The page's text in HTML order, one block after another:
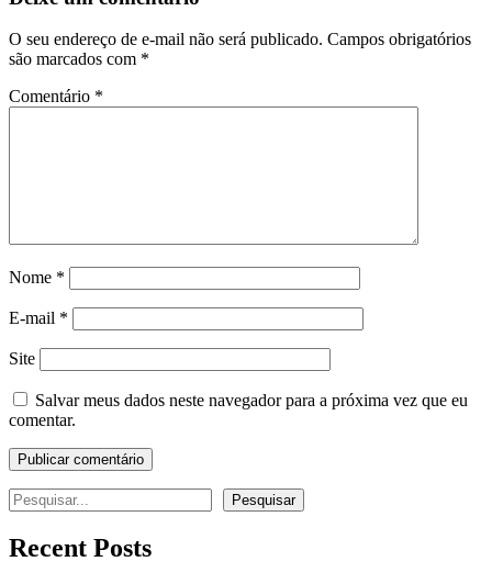
O seu endereço de e-mail não será publicado. Campos obrigatórios
são marcados com *
Comentário *
Nome *
E-mail *
Site
Salvar meus dados neste navegador para a próxima vez que eu
comentar.
Pesquisar Pesquisar
Recent Posts